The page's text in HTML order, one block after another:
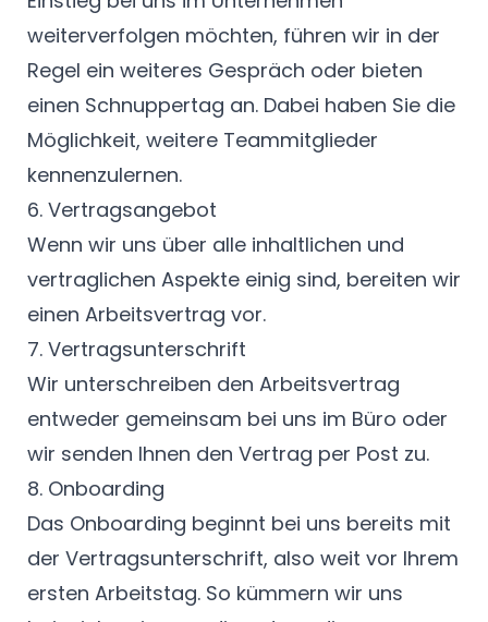
weiterverfolgen möchten, führen wir in der
Regel ein weiteres Gespräch oder bieten
einen Schnuppertag an. Dabei haben Sie die
Möglichkeit, weitere Teammitglieder
kennenzulernen.
6. Vertragsangebot
Wenn wir uns über alle inhaltlichen und
vertraglichen Aspekte einig sind, bereiten wir
einen Arbeitsvertrag vor.
7. Vertragsunterschrift
Wir unterschreiben den Arbeitsvertrag
entweder gemeinsam bei uns im Büro oder
wir senden Ihnen den Vertrag per Post zu.
8. Onboarding
Das Onboarding beginnt bei uns bereits mit
der Vertragsunterschrift, also weit vor Ihrem
ersten Arbeitstag. So kümmern wir uns